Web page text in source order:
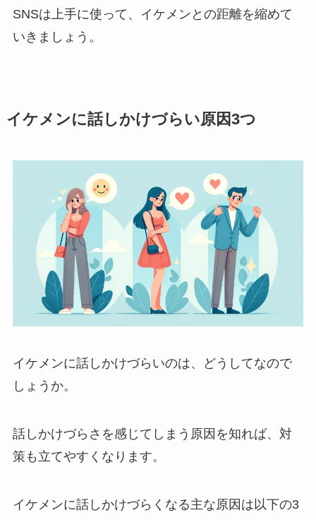
SNSは上手に使って、イケメンとの距離を縮めて
いきましょう。
イケメンに話しかけづらい原因3つ
イケメンに話しかけづらいのは、どうしてなので
しょうか。
話しかけづらさを感じてしまう原因を知れば、対
策も立てやすくなります。
イケメンに話しかけづらくなる主な原因は以下の3